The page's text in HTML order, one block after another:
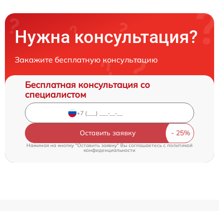
Нужна консультация?
Закажите бесплатную консультацию
Бесплатная консультация со
специалистом
Оставить заявку
Нажимая на кнопку "Оставить заявку" Вы соглашаетесь c политикой
конфиденциальности